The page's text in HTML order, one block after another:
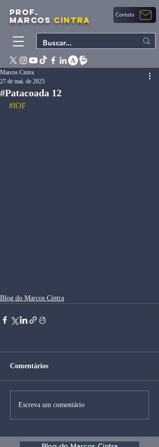
PROF.
MARCOS CINTRA Contato
#Patacoada 12
Marcos Cintra
27 de mai. de 2025
#IOF
Blog do Marcos Cintra
Comentários
Escreva um comentário